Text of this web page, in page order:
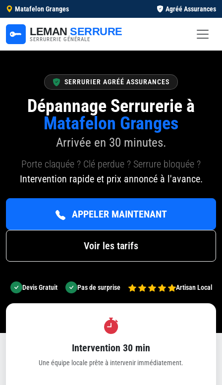
Matafelon Granges Agréé Assurances
LEMAN SERRURE
SERRURERIE GÉNÉRALE
SERRURIER AGRÉÉ ASSURANCES
Dépannage Serrurerie à
Matafelon Granges
Arrivée en 30 minutes.
Porte claquée ? Clé perdue ? Serrure bloquée ?
Intervention rapide et prix annoncé à l'avance.
APPELER MAINTENANT
Voir les tarifs
Devis Gratuit Pas de surprise Artisan Local
Intervention 30 min
Une équipe locale prête à intervenir immédiatement.